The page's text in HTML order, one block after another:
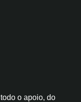
o apoio, do